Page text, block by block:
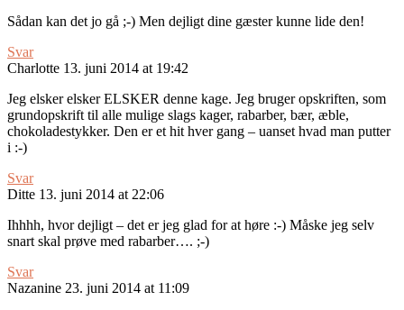
Sådan kan det jo gå ;-) Men dejligt dine gæster kunne lide den!
Svar
Charlotte 13. juni 2014 at 19:42
Jeg elsker elsker ELSKER denne kage. Jeg bruger opskriften, som
grundopskrift til alle mulige slags kager, rabarber, bær, æble,
chokoladestykker. Den er et hit hver gang – uanset hvad man putter
i :-)
Svar
Ditte 13. juni 2014 at 22:06
Ihhhh, hvor dejligt – det er jeg glad for at høre :-) Måske jeg selv
snart skal prøve med rabarber…. ;-)
Svar
Nazanine 23. juni 2014 at 11:09